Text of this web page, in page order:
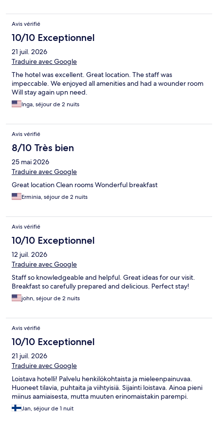
Avis vérifié
10/10 Exceptionnel
21 juil. 2026
Traduire avec Google
The hotel was excellent. Great location. The staff was
impeccable. We enjoyed all amenities and had a wounder room
Will stay again upn need.
Inga, séjour de 2 nuits
Avis vérifié
8/10 Très bien
25 mai 2026
Traduire avec Google
Great location Clean rooms Wonderful breakfast
Erminia, séjour de 2 nuits
Avis vérifié
10/10 Exceptionnel
12 juil. 2026
Traduire avec Google
Staff so knowledgeable and helpful. Great ideas for our visit.
Breakfast so carefully prepared and delicious. Perfect stay!
john, séjour de 2 nuits
Avis vérifié
10/10 Exceptionnel
21 juil. 2026
Traduire avec Google
Loistava hotelli! Palvelu henkilökohtaista ja mieleenpainuvaa.
Huoneet tilavia, puhtaita ja viihtyisiä. Sijainti loistava. Ainoa pieni
miinus aamiaisesta, mutta muuten erinomaistakin parempi.
Jan, séjour de 1 nuit